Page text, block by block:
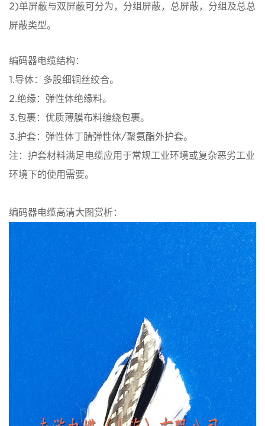
2)单屏蔽与双屏蔽可分为，分组屏蔽，总屏蔽，分组及总总
屏蔽类型。
编码器电缆结构：
1.导体：多股细铜丝绞合。
2.绝缘：弹性体绝缘料。
3.包裹：优质薄膜布料缠绕包裹。
3.护套：弹性体丁腈弹性体/聚氨酯外护套。
注：护套材料满足电缆应用于常规工业环境或复杂恶劣工业
环境下的使用需要。
编码器电缆高清大图赏析：